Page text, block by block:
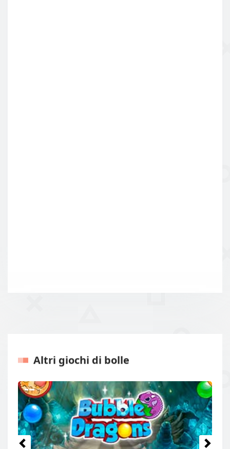
Altri giochi di bolle
Precedenti